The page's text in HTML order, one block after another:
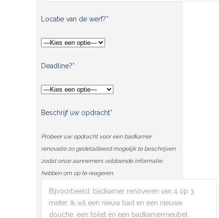
Locatie van de werf?*
Deadline?*
Beschrijf uw opdracht*
Probeer uw opdracht voor een badkamer
renovatie zo gedetailleerd mogelijk te beschrijven
zodat onze aannemers voldoende informatie
hebben om op te reageren.